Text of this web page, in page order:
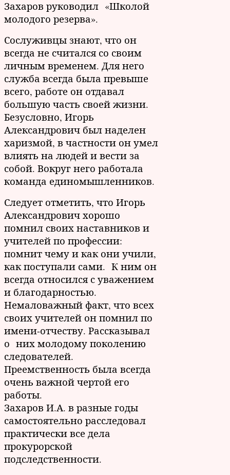
Захаров руководил «Школой
молодого резерва».
Сослуживцы знают, что он
всегда не считался со своим
личным временем. Для него
служба всегда была превыше
всего, работе он отдавал
большую часть своей жизни.
Безусловно, Игорь
Александрович был наделен
харизмой, в частности он умел
влиять на людей и вести за
собой. Вокруг него работала
команда единомышленников.
Следует отметить, что Игорь
Александрович хорошо
помнил своих наставников и
учителей по профессии:
помнит чему и как они учили,
как поступали сами. К ним он
всегда относился с уважением
и благодарностью.
Немаловажный факт, что всех
своих учителей он помнил по
имени-отчеству. Рассказывал
о них молодому поколению
следователей.
Преемственность была всегда
очень важной чертой его
работы.
Захаров И.А. в разные годы
самостоятельно расследовал
практически все дела
прокурорской
подследственности.